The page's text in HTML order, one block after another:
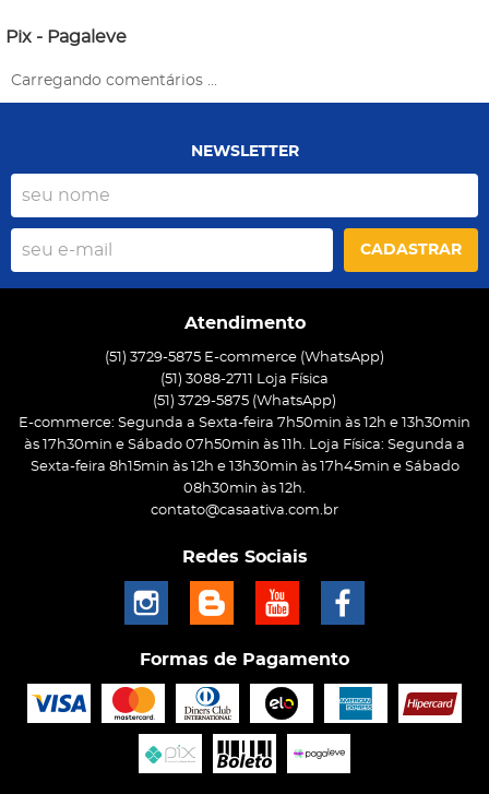
Pix - Pagaleve
Carregando comentários ...
NEWSLETTER
CADASTRAR
Atendimento
(51) 3729-5875 E-commerce (WhatsApp)
(51) 3088-2711 Loja Física
(51) 3729-5875 (WhatsApp)
E-commerce: Segunda a Sexta-feira 7h50min às 12h e 13h30min
às 17h30min e Sábado 07h50min às 11h. Loja Física: Segunda a
Sexta-feira 8h15min às 12h e 13h30min às 17h45min e Sábado
08h30min às 12h.
contato@casaativa.com.br
Redes Sociais
Formas de Pagamento